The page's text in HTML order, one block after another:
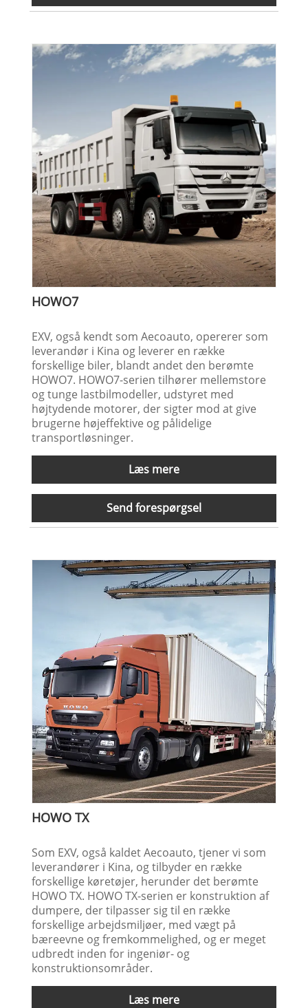
HOWO7
EXV, også kendt som Aecoauto, opererer som
leverandør i Kina og leverer en række
forskellige biler, blandt andet den berømte
HOWO7. HOWO7-serien tilhører mellemstore
og tunge lastbilmodeller, udstyret med
højtydende motorer, der sigter mod at give
brugerne højeffektive og pålidelige
transportløsninger.
Læs mere
Send forespørgsel
HOWO TX
Som EXV, også kaldet Aecoauto, tjener vi som
leverandører i Kina, og tilbyder en række
forskellige køretøjer, herunder det berømte
HOWO TX. HOWO TX-serien er konstruktion af
dumpere, der tilpasser sig til en række
forskellige arbejdsmiljøer, med vægt på
bæreevne og fremkommelighed, og er meget
udbredt inden for ingeniør- og
konstruktionsområder.
Læs mere